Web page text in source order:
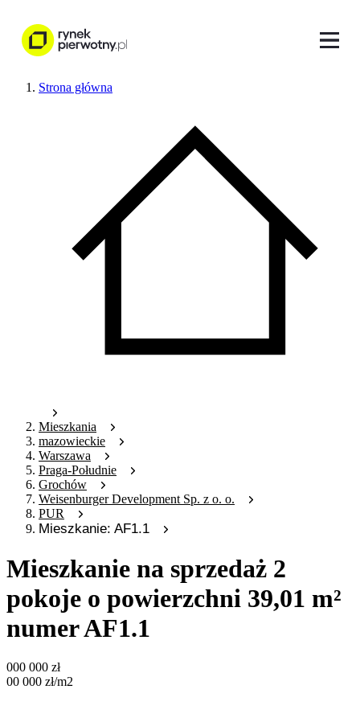
Strona główna
Mieszkania
mazowieckie
Warszawa
Praga-Południe
Grochów
Weisenburger Development Sp. z o. o.
PUR
Mieszkanie: AF1.1
Mieszkanie na sprzedaż 2
pokoje o powierzchni 39,01 m²
numer AF1.1
000 000 zł
00 000 zł/m2